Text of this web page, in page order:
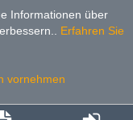
Informationen über
Erfahren Sie
vornehmen